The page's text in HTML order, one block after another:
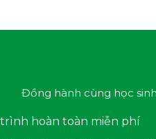
Đồng hành cùng học
hoàn toàn miễn phí